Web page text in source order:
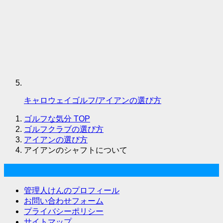
キャロウェイゴルフ/アイアンの選び方
ゴルフな気分 TOP
ゴルフクラブの選び方
アイアンの選び方
アイアンのシャフトについて
管理人けんのプロフィール
お問い合わせフォーム
プライバシーポリシー